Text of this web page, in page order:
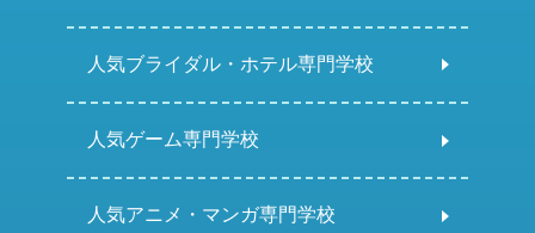
人気ブライダル・ホテル専門学校
人気ゲーム専門学校
人気アニメ・マンガ専門学校